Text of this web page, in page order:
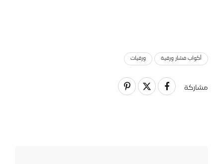
أكواب فشار ورقية ورقيات
مشاركة